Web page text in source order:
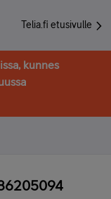
Telia.fi etusivulle
kunnes